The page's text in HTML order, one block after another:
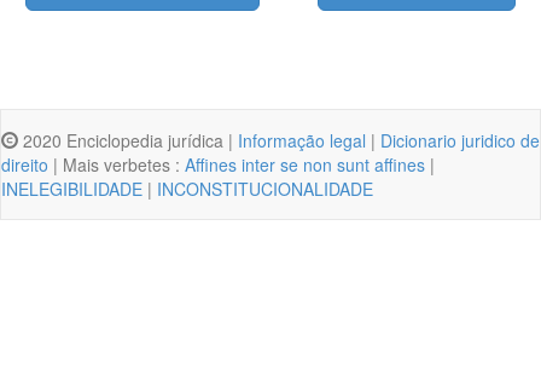
2020 Enciclopedia jurídica | Informação legal | Dicionario juridico de
direito | Mais verbetes : Affines inter se non sunt affines |
INELEGIBILIDADE | INCONSTITUCIONALIDADE